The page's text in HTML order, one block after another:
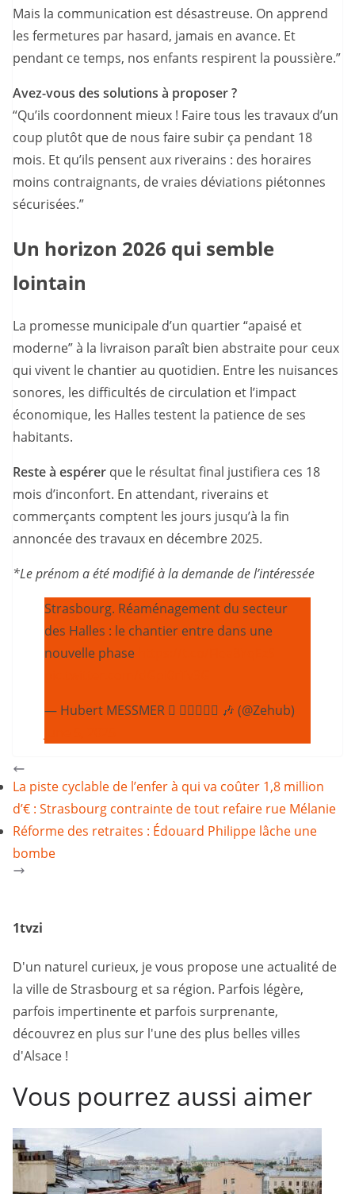
Mais la communication est désastreuse. On apprend
les fermetures par hasard, jamais en avance. Et
pendant ce temps, nos enfants respirent la poussière.”
Avez-vous des solutions à proposer ?
“Qu’ils coordonnent mieux ! Faire tous les travaux d’un
coup plutôt que de nous faire subir ça pendant 18
mois. Et qu’ils pensent aux riverains : des horaires
moins contraignants, de vraies déviations piétonnes
sécurisées.”
Un horizon 2026 qui semble
lointain
La promesse municipale d’un quartier “apaisé et
moderne” à la livraison paraît bien abstraite pour ceux
qui vivent le chantier au quotidien. Entre les nuisances
sonores, les difficultés de circulation et l’impact
économique, les Halles testent la patience de ses
habitants.
Reste à espérer que le résultat final justifiera ces 18
mois d’inconfort. En attendant, riverains et
commerçants comptent les jours jusqu’à la fin
annoncée des travaux en décembre 2025.
*Le prénom a été modifié à la demande de l’intéressée
Strasbourg. Réaménagement du secteur
des Halles : le chantier entre dans une
nouvelle phase
— Hubert MESSMER  🏃🏻‍♂️🧘‍♂️ 🎶 (@Zehub)
La piste cyclable de l’enfer à qui va coûter 1,8 million
d’€ : Strasbourg contrainte de tout refaire rue Mélanie
Réforme des retraites : Édouard Philippe lâche une
bombe
1tvzi
D'un naturel curieux, je vous propose une actualité de
la ville de Strasbourg et sa région. Parfois légère,
parfois impertinente et parfois surprenante,
découvrez en plus sur l'une des plus belles villes
d'Alsace !
Vous pourrez aussi aimer